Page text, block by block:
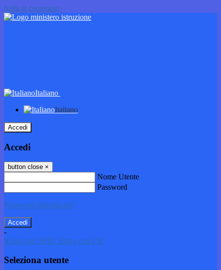
Salta al contenuto
Italiano
Italiano
Accedi
Accedi
button close ×
Nome Utente
Password
Password dimenticata?
-
Entra con SPID Entra con CIE
Seleziona utente